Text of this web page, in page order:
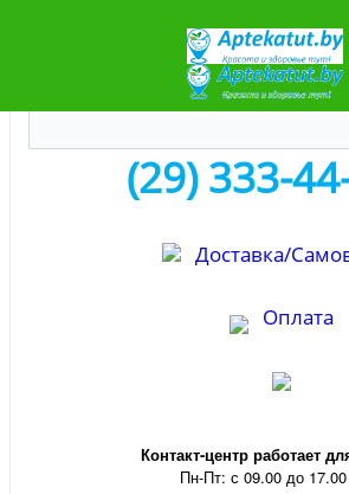
(29) 333-
Доставка/
Оплата
Контакт-центр работает
Пн-Пт: с 09.00 до 17.00